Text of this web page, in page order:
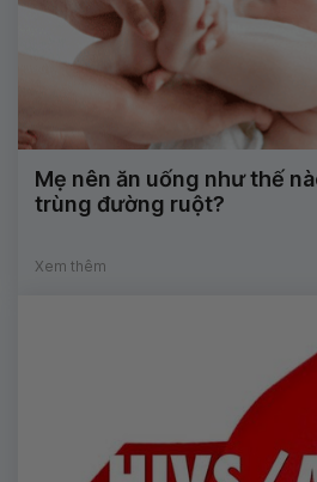
Mẹ nên ăn uống như thế
trùng đường ruột?
Xem thêm